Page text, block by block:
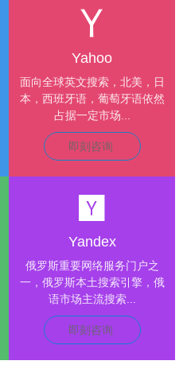
Yahoo
面向全球英文搜索，北美，日
本，西班牙语，葡萄牙语依然
占据一定市场...
即刻咨询
Yandex
俄罗斯重要网络服务门户之
一，俄罗斯本土搜索引擎，俄
语市场主流搜索...
即刻咨询